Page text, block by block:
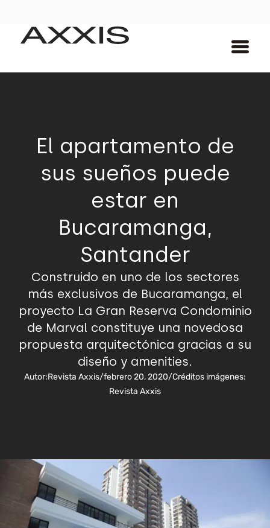
El apartamento de
sus sueños puede
estar en
Bucaramanga,
Santander
Construido en uno de los sectores
más exclusivos de Bucaramanga, el
proyecto La Gran Reserva Condominio
de Marval constituye una novedosa
propuesta arquitectónica gracias a su
diseño y amenities.
Autor:Revista Axxis/febrero 20, 2020/Créditos imágenes:
Revista Axxis